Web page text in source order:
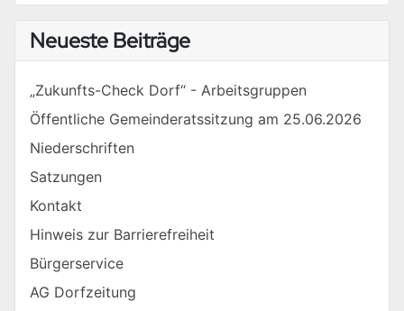
Neueste Beiträge
„Zukunfts-Check Dorf“ - Arbeitsgruppen
Öffentliche Gemeinderatssitzung am 25.06.2026
Niederschriften
Satzungen
Kontakt
Hinweis zur Barrierefreiheit
Bürgerservice
AG Dorfzeitung